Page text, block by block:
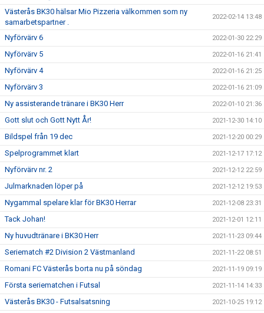
Västerås BK30 hälsar Mio Pizzeria välkommen som ny
samarbetspartner .
2022-02-14 13:48
Nyförvärv 6 2022-01-30 22:29
Nyförvärv 5 2022-01-16 21:41
Nyförvärv 4 2022-01-16 21:25
Nyförvärv 3 2022-01-16 21:09
Ny assisterande tränare i BK30 Herr 2022-01-10 21:36
Gott slut och Gott Nytt År! 2021-12-30 14:10
Bildspel från 19 dec 2021-12-20 00:29
Spelprogrammet klart 2021-12-17 17:12
Nyförvärv nr. 2 2021-12-12 22:59
Julmarknaden löper på 2021-12-12 19:53
Nygammal spelare klar för BK30 Herrar 2021-12-08 23:31
Tack Johan! 2021-12-01 12:11
Ny huvudtränare i BK30 Herr 2021-11-23 09:44
Seriematch #2 Division 2 Västmanland 2021-11-22 08:51
Romani FC Västerås borta nu på söndag 2021-11-19 09:19
Första seriematchen i Futsal 2021-11-14 14:33
Västerås BK30 - Futsalsatsning 2021-10-25 19:12